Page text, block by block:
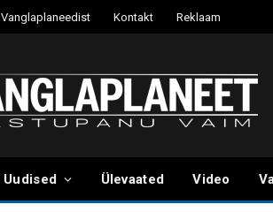
Vanglaplaneedist Kontakt Reklaam
Uudised Ülevaated Video